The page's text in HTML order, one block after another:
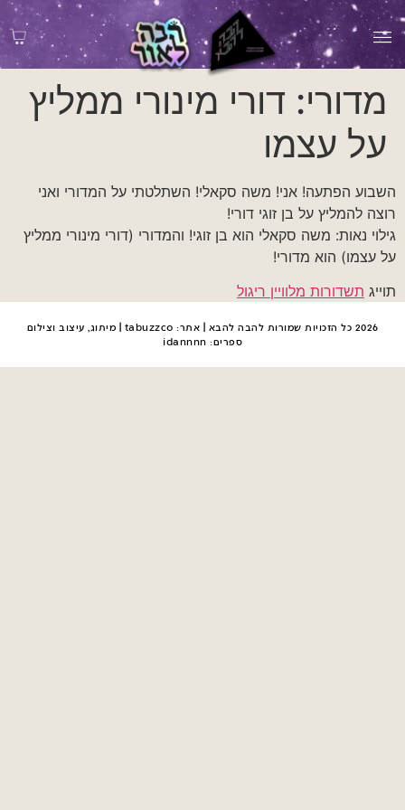
מדורי: דורי מינורי ממליץ
על עצמו
השבוע הפתעה! אני! משה סקאלי! השתלטתי על המדורי ואני
רוצה להמליץ על בן זוגי דורי!
גילוי נאות: משה סקאלי הוא בן זוגי! והמדורי (דורי מינורי ממליץ
על עצמו) הוא מדורי!
תוייג תשדורות מלוויין ריגול
2026 כל הזכויות שמורות להבה להבא | אתר: tabuzzco | מיתוג, עיצוב וצילום
ספרים: idannnn